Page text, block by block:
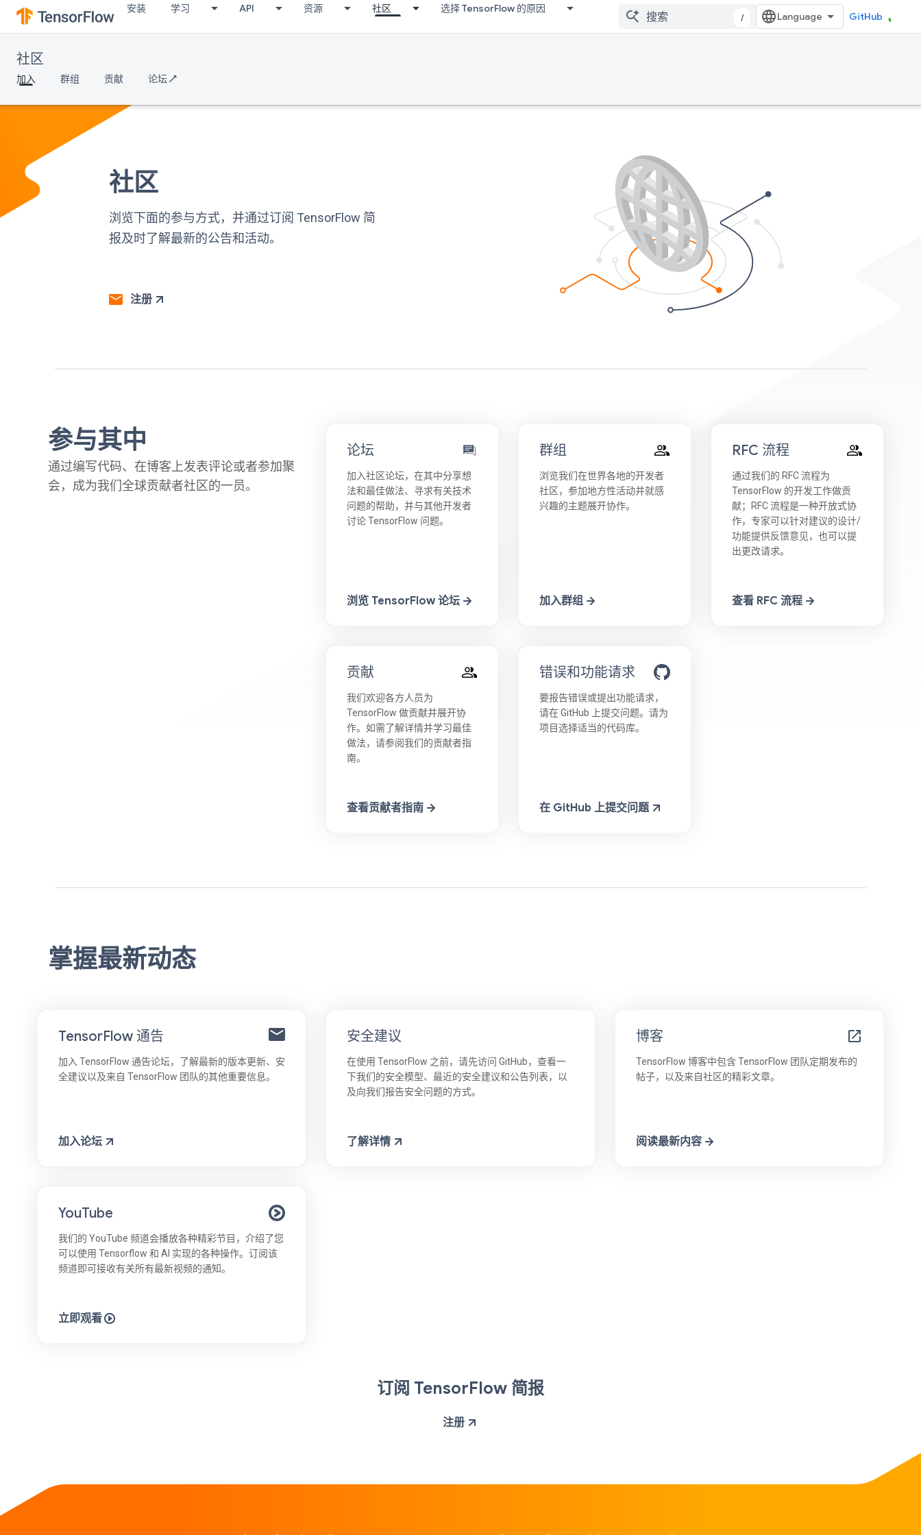
安装 学习 API 资源 社区 选择 TensorFlow 的原因
/ GitHub
社区
加入 群组 贡献 论坛 ↗
社区
浏览下面的参与方式，并通过订阅 TensorFlow 简
报及时了解最新的公告和活动。
注册
参与其中
通过编写代码、在博客上发表评论或者参加聚
会，成为我们全球贡献者社区的一员。
论坛
加入社区论坛，在其中分享想
法和最佳做法、寻求有关技术
问题的帮助，并与其他开发者
讨论 TensorFlow 问题。
浏览 TensorFlow 论坛
群组
浏览我们在世界各地的开发者
社区，参加地方性活动并就感
兴趣的主题展开协作。
加入群组
RFC 流程
通过我们的 RFC 流程为
TensorFlow 的开发工作做贡
献；RFC 流程是一种开放式协
作，专家可以针对建议的设计/
功能提供反馈意见，也可以提
出更改请求。
查看 RFC 流程
贡献
我们欢迎各方人员为
TensorFlow 做贡献并展开协
作。如需了解详情并学习最佳
做法，请参阅我们的贡献者指
南。
查看贡献者指南
错误和功能请求
要报告错误或提出功能请求，
请在 GitHub 上提交问题。请为
项目选择适当的代码库。
在 GitHub 上提交问题
掌握最新动态
TensorFlow 通告
加入 TensorFlow 通告论坛，了解最新的版本更新、安
全建议以及来自 TensorFlow 团队的其他重要信息。
加入论坛
安全建议
在使用 TensorFlow 之前，请先访问 GitHub，查看一
下我们的安全模型、最近的安全建议和公告列表，以
及向我们报告安全问题的方式。
了解详情
博客
TensorFlow 博客中包含 TensorFlow 团队定期发布的
帖子，以及来自社区的精彩文章。
阅读最新内容
YouTube
我们的 YouTube 频道会播放各种精彩节目，介绍了您
可以使用 Tensorflow 和 AI 实现的各种操作。订阅该
频道即可接收有关所有最新视频的通知。
立即观看
订阅 TensorFlow 简报
注册